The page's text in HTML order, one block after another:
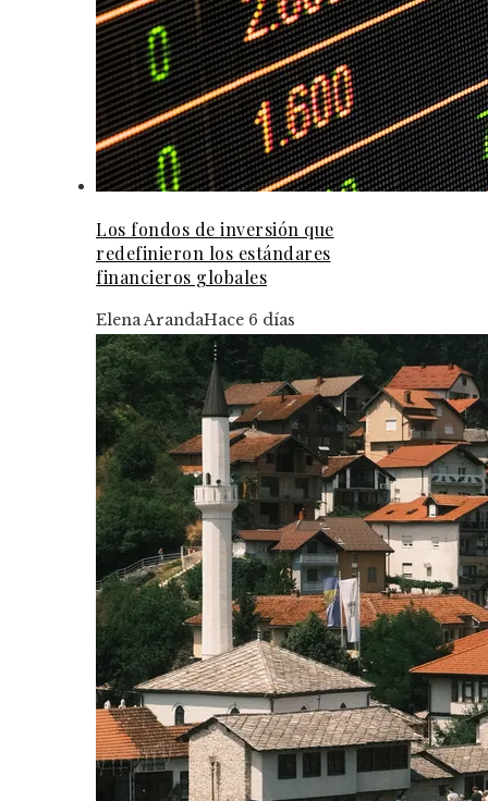
Los fondos de inversión que
redefinieron los estándares
financieros globales
Elena ArandaHace 6 días